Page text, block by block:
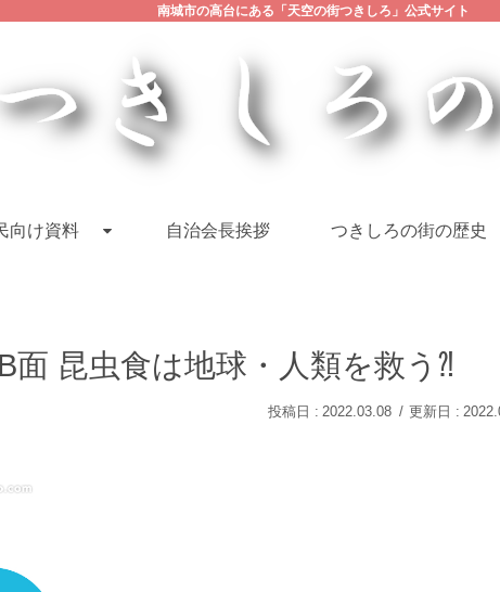
南城市の高台にある「天空の街つきしろ」公式サイト
向け資料 自治会長挨拶 つきしろの街の歴史
面 昆虫食は地球・人類を救う⁈
2022.03.08